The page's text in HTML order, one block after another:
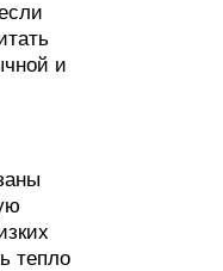
и
тепло